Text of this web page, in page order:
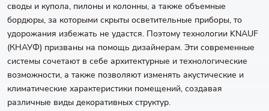
своды и купола, пилоны и колонны, а также объемные
бордюры, за которыми скрыты осветительные приборы, то
удорожания избежать не удастся. Поэтому технологии KNAUF
(КНАУФ) призваны на помощь дизайнерам. Эти современные
системы сочетают в себе архитектурные и технологические
возможности, а также позволяют изменять акустические и
климатические характеристики помещений, создавая
различные виды декоративных структур.